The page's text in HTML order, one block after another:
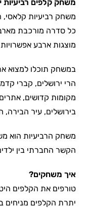
משחק קלפים רביעיות
משחק רביעיות קלאסי,
כל סדרה מורכבת
מוצגות ארבע
במשחק תוכלו למצוא
הרי ירושלים, קברי
מקומות קדושים, אתרים
בירושלים, עיר הבירה,
משחק הרביעיות הוא
הקשר החברתי בין
איך משחקים?
יתרת הקלפים מניחים